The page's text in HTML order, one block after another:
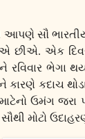
સૌ
છીએ. એક
રવિવાર ભેગા
કારણે કદાચ
ઉમંગ જરા
મોટો